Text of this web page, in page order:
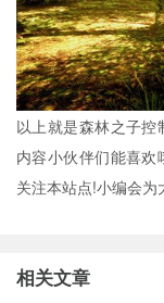
以上就是森林之子
内容小伙伴们能喜
关注本站点!小编会为
相关文章